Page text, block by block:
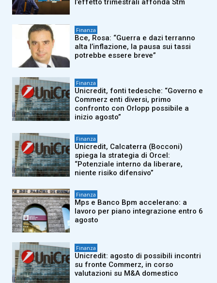
l’effetto trimestrali affonda Stm
Finanza
Bce, Rosa: “Guerra e dazi terranno
alta l’inflazione, la pausa sui tassi
potrebbe essere breve”
Finanza
Unicredit, fonti tedesche: “Governo e
Commerz enti diversi, primo
confronto con Orlopp possibile a
inizio agosto”
Finanza
Unicredit, Calcaterra (Bocconi)
spiega la strategia di Orcel:
“Potenziale interno da liberare,
niente risiko difensivo”
Finanza
Mps e Banco Bpm accelerano: a
lavoro per piano integrazione entro 6
agosto
Finanza
Unicredit: agosto di possibili incontri
su fronte Commerz, in corso
valutazioni su M&A domestico